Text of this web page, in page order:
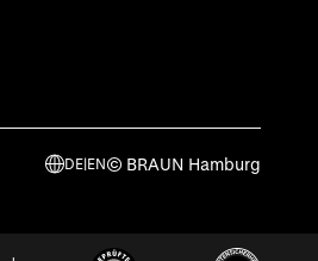
DE|EN© BRAUN Hamburg